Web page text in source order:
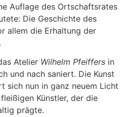
Auflage des Ortschaftsrates
Die Geschichte des
allem die Erhaltung der
Atelier Wilhelm Pfeiffers in
und nach saniert. Die Kunst
sich nun in ganz neuem Licht
Künstler, der die
prägte.